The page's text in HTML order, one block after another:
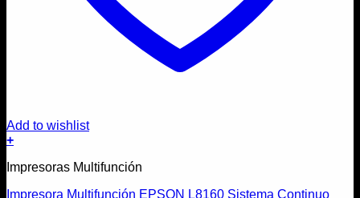
Add to wishlist
+
Impresoras Multifunción
Impresora Multifunción EPSON L8160 Sistema Continuo